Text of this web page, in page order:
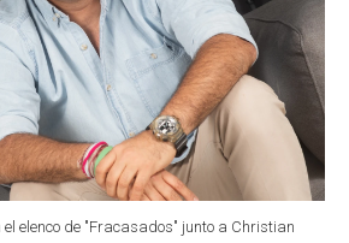
elenco de "Fracasados" junto a Christian